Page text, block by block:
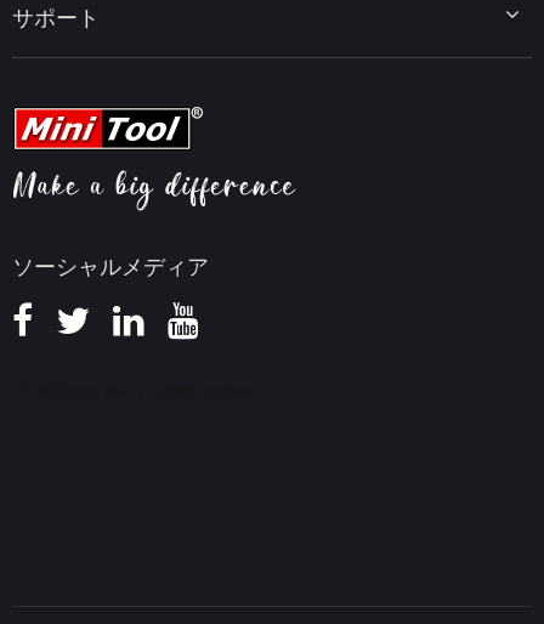
ソーシャルメディア
MiniTool uTube Downloader
PDF編集ヒント
動画編集ヒント
ビデオ変換ヒント
画面録画ヒント
知識ベース
MiniTool ニュースセンター
サポート
ヘルプ